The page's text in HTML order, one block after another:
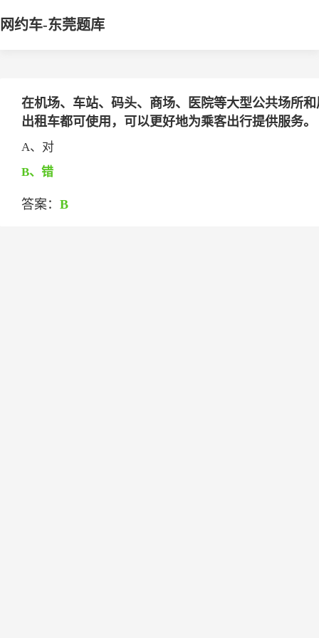
网约车-东莞题库
在机场、车站、码头、商场、医院等大型公共场所
出租车都可使用，可以更好地为乘客出行提供服务。
A、对
B、错
答案： B